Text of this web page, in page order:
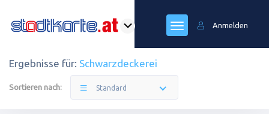
Anmelden
Ergebnisse für: Schwarzdeckerei
Sortieren nach: Standard